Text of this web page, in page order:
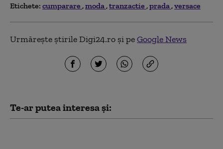
Etichete: cumparare moda tranzactie prada versace
Urmărește știrile Digi24.ro și peGoogle News
Te-ar putea interesa și: